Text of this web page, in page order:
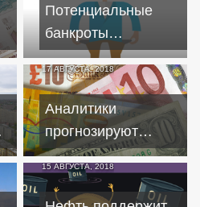
Потенциальные
банкроты
наполовину
нарастили долги
17 АВГУСТА, 2018
Аналитики
прогнозируют
немало сюрпризов
на валютном рынке
15 АВГУСТА, 2018